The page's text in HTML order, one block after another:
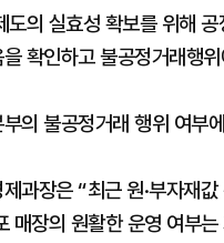
도의 실효성 확보를 위해
확인하고 불공정거래행
의 불공정거래 행위 여부
과장은 “최근 원·부자재
매장의 원활한 운영 여부